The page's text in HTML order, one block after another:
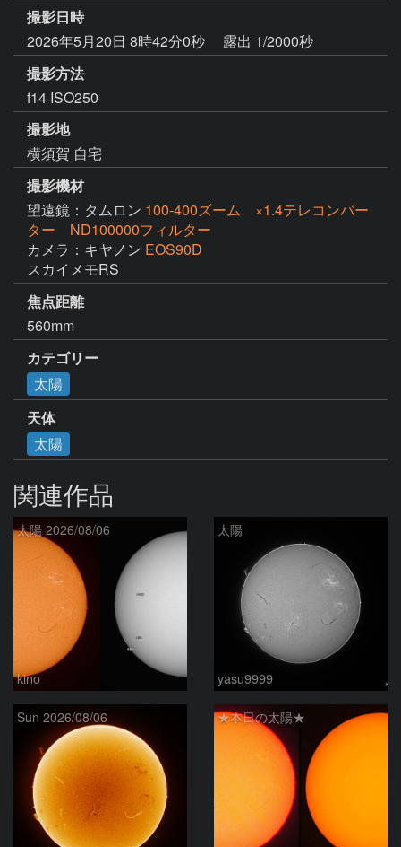
撮影日時
2026年5月20日 8時42分0秒
露出 1/2000秒
撮影方法
f14 ISO250
撮影地
横須賀 自宅
撮影機材
望遠鏡：タムロン 100-400ズーム ×1.4テレコンバー
ター ND100000フィルター
カメラ：キヤノン EOS90D
スカイメモRS
焦点距離
560mm
カテゴリー
太陽
天体
太陽
関連作品
太陽 2026/08/06
kino
太陽
yasu9999
Sun 2026/08/06 ★本日の太陽★